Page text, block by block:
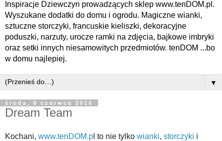
Inspiracje Dziewczyn prowadzących sklep www.tenDOM.pl.
Wyszukane dodatki do domu i ogrodu. Magiczne wianki,
sztuczne storczyki, francuskie kieliszki, dekoracyjne
poduszki, narzuty, urocze ramki na zdjęcia, bajkowe imbryki
oraz setki innych niesamowitych przedmiotów. tenDOM ...bo
w domu najlepiej.
▼
środa, 8 czerwca 2016
Dream Team
Kochani, www.tenDOM.p l to nie tylko wianki, storczyki i